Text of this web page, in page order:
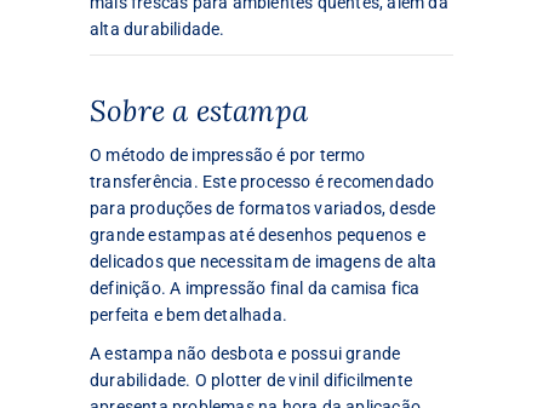
alta durabilidade.
Sobre a estampa
O método de impressão é por termo
transferência. Este processo é recomendado
para produções de formatos variados, desde
grande estampas até desenhos pequenos e
delicados que necessitam de imagens de alta
definição. A impressão final da camisa fica
perfeita e bem detalhada.
A estampa não desbota e possui grande
durabilidade. O plotter de vinil dificilmente